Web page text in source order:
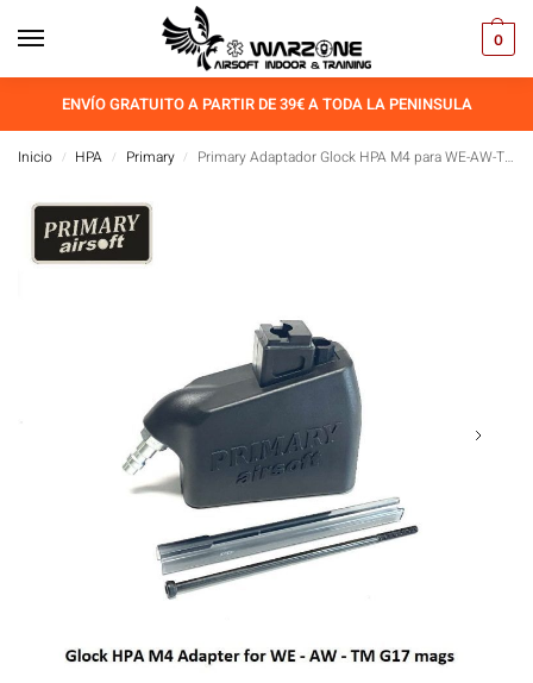
0
ENVÍO GRATUITO A PARTIR DE 39€ A TODA LA PENINSULA
Inicio / HPA / Primary / Primary Adaptador Glock HPA M4 para WE-AW-TM-AAP